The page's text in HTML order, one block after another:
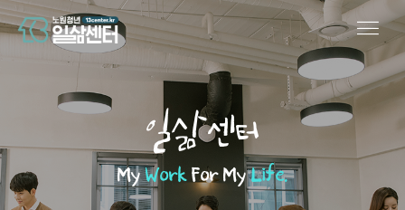
일삶센터
MyWorkFor MyLife.